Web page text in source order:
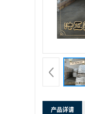
产品详请